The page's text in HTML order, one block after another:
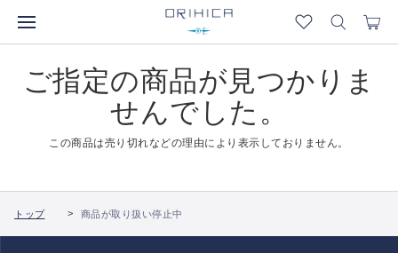
ご指定の商品が見つかりま
せんでした。
この商品は売り切れなどの理由により表示しておりません。
トップ 商品が取り扱い停止中